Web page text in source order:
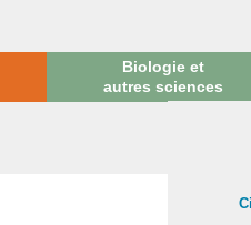
Biologie et
autres sciences